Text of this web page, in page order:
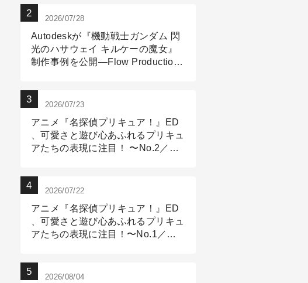
2026/07/28
Autodeskが『機動戦士ガンダム 閃
光のハサウェイ キルケーの魔女』
制作事例を公開―Flow Production
2026/07/23
アニメ『名探偵プリキュア！』ED
、可愛さと遊び心あふれるプリキュ
アたちの表現に注目！ 〜No.2／モ
2026/07/22
アニメ『名探偵プリキュア！』ED
、可愛さと遊び心あふれるプリキュ
アたちの表現に注目！〜No.1／演
2026/08/04